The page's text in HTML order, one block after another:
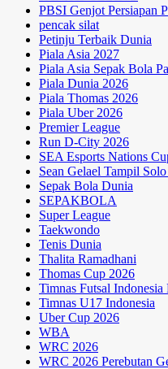
PBSI Genjot Persiapan
pencak silat
Petinju Terbaik Dunia
Piala Asia 2027
Piala Asia Sepak Bola
Piala Dunia 2026
Piala Thomas 2026
Piala Uber 2026
Premier League
Run D-City 2026
SEA Esports Nations
Sean Gelael Tampil
Sepak Bola Dunia
SEPAKBOLA
Super League
Taekwondo
Tenis Dunia
Thalita Ramadhani
Thomas Cup 2026
Timnas Futsal
Timnas U17 Indonesia
Uber Cup 2026
WBA
WRC 2026
WRC 2026 Perebutan